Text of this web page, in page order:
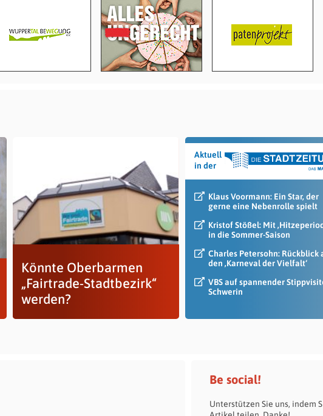
Könnte Oberbarmen
„Fairtrade-Stadtbezirk“
werden?
Aktuell
in der
Klaus Voormann: Ein Star, der
gerne eine Nebenrolle spielt
Kristof Stößel: Mit
in die Sommer-Saison
Charles Petersohn: Rückblick
den ‚Karneval der Vielfalt‘
VBS auf spannender
Schwerin
Be social!
Unterstützen Sie uns, indem